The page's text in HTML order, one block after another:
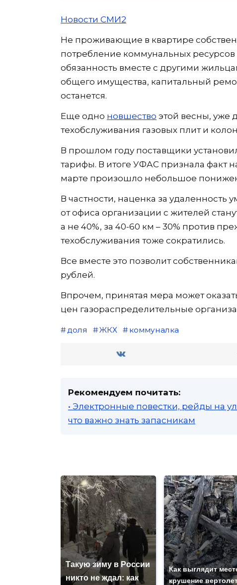
Новости СМИ2
Не проживающие в квартире
потребление коммунальных
обязанность вместе с другими
общего имущества, капитальный
останется.
Еще одно новшество этой весны, уже
техобслуживания газовых плит и
В прошлом году поставщики
тарифы. В итоге УФАС признала факт
марте произошло небольшое
В частности, наценка за удаленность
от офиса организации с жителей
а не 40%, за 40-60 км – 30% против
техобслуживания тоже сократились.
Все вместе это позволит
рублей.
Впрочем, принятая мера может
цен газораспределительные
доля ЖКХ коммуналка
Рекомендуем почитать:
• Электронные повестки, рейды на
что важно знать запасникам
Такую зиму в России
никто не ждал: как
Как выглядит
крушение